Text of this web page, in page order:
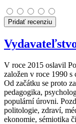
Pridať recenziu
V roce 2015 oslavil
založen v roce 1990 s
Od začátku se proto
pedagogika,
populární úrovni.
politologie, zdraví,
ekonomie, sémiotika